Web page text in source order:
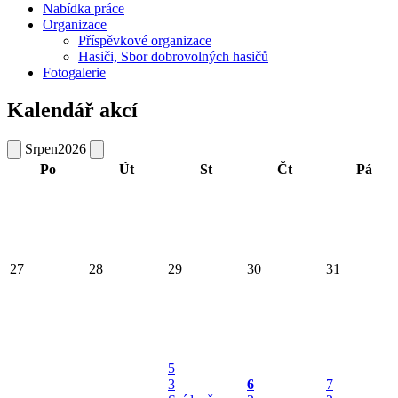
Nabídka práce
Organizace
Příspěvkové organizace
Hasiči, Sbor dobrovolných hasičů
Fotogalerie
Kalendář akcí
Srpen2026
Po
Út St Čt Pá
27 28 29 30 31
5
3
6
7